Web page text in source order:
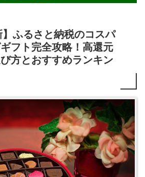
】ふるさと納税のコスパ
フト完全攻略！高還元
方とおすすめランキン